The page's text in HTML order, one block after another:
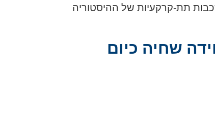
תת-קרקעיות של ההיסטוריה
שחיה כיום